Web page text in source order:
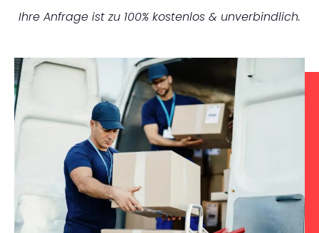
Ihre Anfrage ist zu 100% kostenlos & unverbindlich.